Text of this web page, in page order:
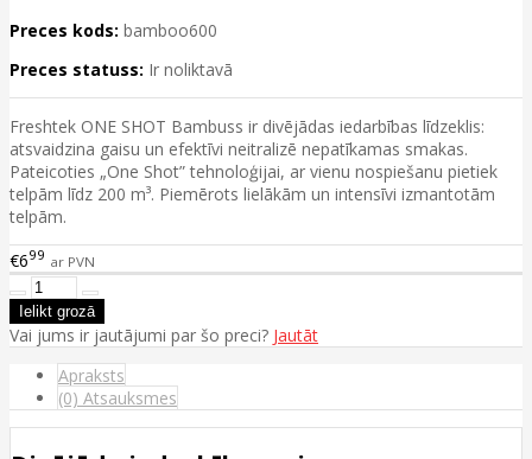
Preces kods: bamboo600
Preces statuss: Ir noliktavā
Freshtek ONE SHOT Bambuss ir divējādas iedarbības līdzeklis:
atsvaidzina gaisu un efektīvi neitralizē nepatīkamas smakas.
Pateicoties „One Shot” tehnoloģijai, ar vienu nospiešanu pietiek
telpām līdz 200 m³. Piemērots lielākām un intensīvi izmantotām
telpām.
€699 ar PVN
Vai jums ir jautājumi par šo preci? Jautāt
Apraksts
(0) Atsauksmes